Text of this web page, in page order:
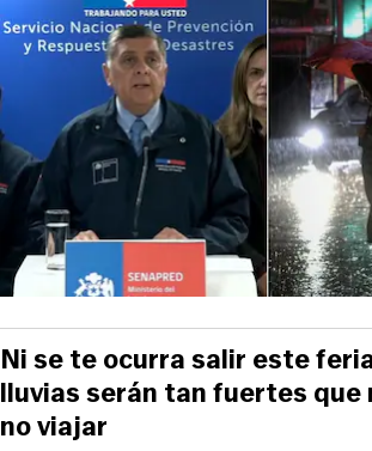
Ni se te ocurra salir este
lluvias serán tan fuertes que
no viajar